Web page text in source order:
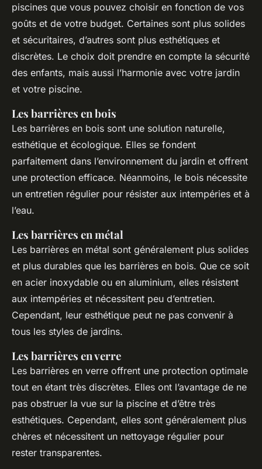
piscines que vous pouvez choisir en fonction de vos
goûts et de votre budget. Certaines sont plus solides
et sécuritaires, d’autres sont plus esthétiques et
discrètes. Le choix doit prendre en compte la sécurité
des enfants, mais aussi l’harmonie avec votre jardin
et votre piscine.
Les barrières en bois
Les barrières en bois sont une solution naturelle,
esthétique et écologique. Elles se fondent
parfaitement dans l’environnement du jardin et offrent
une protection efficace. Néanmoins, le bois nécessite
un entretien régulier pour résister aux intempéries et à
l’eau.
Les barrières en métal
Les barrières en métal sont généralement plus solides
et plus durables que les barrières en bois. Que ce soit
en acier inoxydable ou en aluminium, elles résistent
aux intempéries et nécessitent peu d’entretien.
Cependant, leur esthétique peut ne pas convenir à
tous les styles de jardins.
Les barrières en verre
Les barrières en verre offrent une protection optimale
tout en étant très discrètes. Elles ont l’avantage de ne
pas obstruer la vue sur la piscine et d’être très
esthétiques. Cependant, elles sont généralement plus
chères et nécessitent un nettoyage régulier pour
rester transparentes.